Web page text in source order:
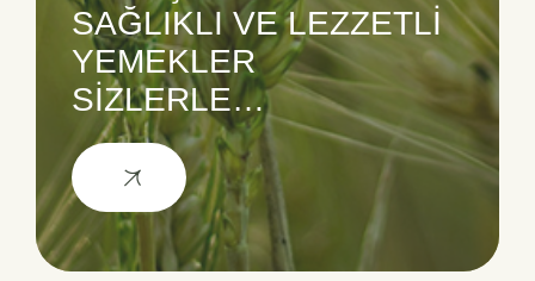
SAĞLIKLI VE LEZZETLİ
YEMEKLER
SİZLERLE…